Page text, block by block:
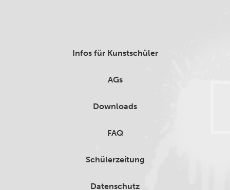
Infos für Kunstschüler
AGs
Downloads
FAQ
Schülerzeitung
Datenschutz